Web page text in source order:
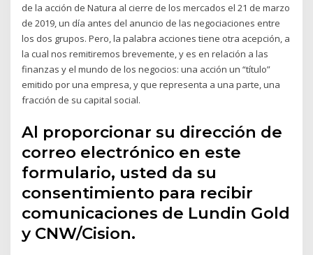
de la acción de Natura al cierre de los mercados el 21 de marzo
de 2019, un día antes del anuncio de las negociaciones entre
los dos grupos. Pero, la palabra acciones tiene otra acepción, a
la cual nos remitiremos brevemente, y es en relación a las
finanzas y el mundo de los negocios: una acción un “título”
emitido por una empresa, y que representa a una parte, una
fracción de su capital social.
Al proporcionar su dirección de
correo electrónico en este
formulario, usted da su
consentimiento para recibir
comunicaciones de Lundin Gold
y CNW/Cision.